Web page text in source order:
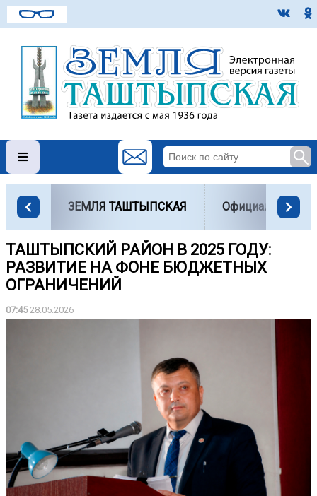
ЗЕМЛЯ ТАШТЫПСКАЯ Официально
ТАШТЫПСКИЙ РАЙОН В 2025 ГОДУ:
РАЗВИТИЕ НА ФОНЕ БЮДЖЕТНЫХ
ОГРАНИЧЕНИЙ
07:4528.05.2026